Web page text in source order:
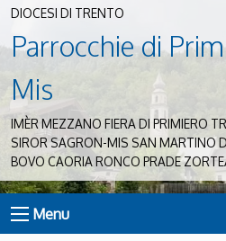
DIOCESI DI TRENTO
Parrocchie di
Mis
IMÈR MEZZANO FIERA DI PRIMIERO
SIROR SAGRON-MIS SAN MARTINO
BOVO CAORIA RONCO PRADE
Menu